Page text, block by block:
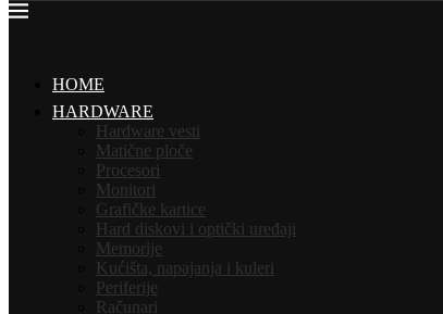
HOME
HARDWARE
Hardware vesti
Matične ploče
Procesori
Monitori
Grafičke kartice
Hard diskovi i optički uređaji
Memorije
Kućišta, napajanja i kuleri
Periferije
Računari